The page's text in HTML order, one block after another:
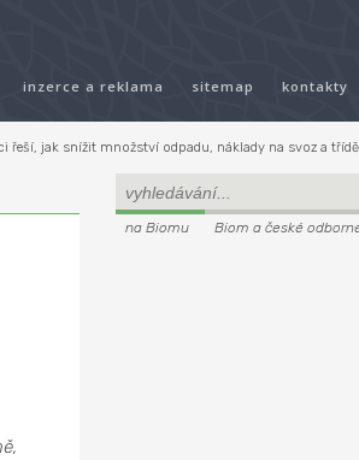
inzerce a reklama sitemap kontakty
řeší, jak snížit množství odpadu, náklady na svoz a
na Biomu Biom a české